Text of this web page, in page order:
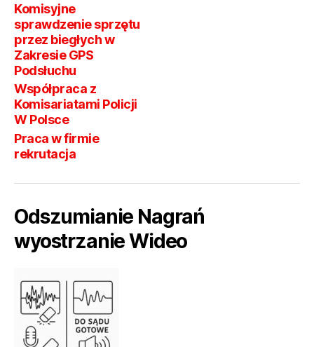
Komisyjne
sprawdzenie sprzętu
przez biegłych w
Zakresie GPS
Podsłuchu
Współpraca z
Komisariatami Policji
W Polsce
Praca w firmie
rekrutacja
Odszumianie Nagrań
wyostrzanie Wideo